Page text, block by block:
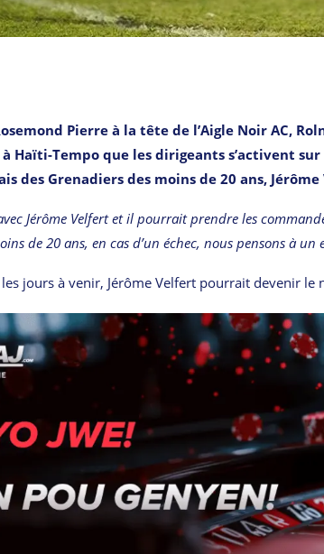
Pierre à la tête de l’Aigle Noir AC,
Haïti-Tempo que les dirigeants s’activent
des Grenadiers des moins de 20 ans,
Jérôme Velfert et il pourrait prendre les
de 20 ans, en cas d’un échec, nous pensons à
jours à venir, Jérôme Velfert pourrait devenir le